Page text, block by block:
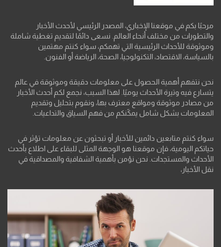
مرحبًا بكم في موقعنا الإخباري، المصدر الرئيسي لأحدث الأخبار
والتطورات من مختلف أنحاء العالم. نسعى دائمًا لتقديم تغطية شاملة
وموثوقة للأحداث الرئيسية التي تهمكم، سواء كنتم مهتمين
بالسياسة، الاقتصاد، التكنولوجيا، الصحة، الرياضة أو الفنون.
نحن نتفهم أهمية الحصول على معلومات دقيقة وموثوقة في عالم
يتسارع فيه وتيرة الأحداث يوميًا. لهذا السبب، نجمع لكم أحدث الأخبار
من مصادر موثوقة ومواقع معترف بها، ونقوم بتحليل وتقديم
المعلومات بشكل شامل يمكّنكم من فهم السياق والتداعيات.
سواء كنتم متابعين دائمين للأخبار أو تبحثون عن معلومات تؤثر في
حياتكم اليومية، فإن موقعنا هو الوجهة المثلى للبقاء على اطلاع بأحدث
الأحداث والمستجدات. نحن نؤمن بأهمية الشفافية والمصداقية في
نقل الأخبار،